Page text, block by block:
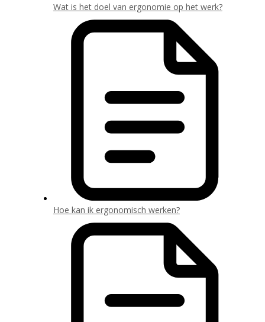
Wat is het doel van ergonomie op het werk?
Hoe kan ik ergonomisch werken?